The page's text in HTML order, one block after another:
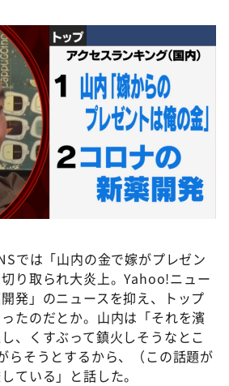
では「山内の金で嫁がプレゼン
り取られ大炎上。Yahoo!ニュー
発」のニュースを抑え、トップ
たのだとか。山内は「それを濱
、くすぶって鎮火しそうなとこ
らそうとするから、（この話題が
ている」と話した。